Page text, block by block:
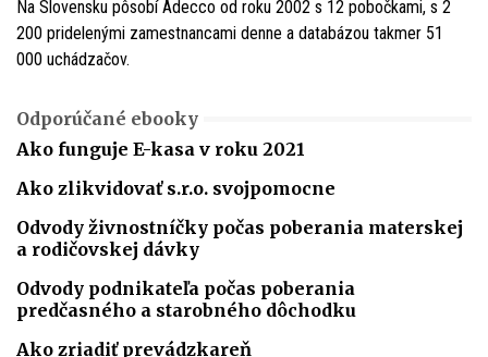
Na Slovensku pôsobí Adecco od roku 2002 s 12 pobočkami, s 2
200 pridelenými zamestnancami denne a databázou takmer 51
000 uchádzačov.
Odporúčané ebooky
Ako funguje E-kasa v roku 2021
Ako zlikvidovať s.r.o. svojpomocne
Odvody živnostníčky počas poberania materskej
a rodičovskej dávky
Odvody podnikateľa počas poberania
predčasného a starobného dôchodku
Ako zriadiť prevádzkareň